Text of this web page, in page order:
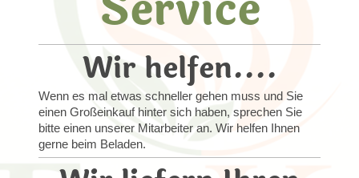
Wir helfen....
Wenn es mal etwas schneller gehen muss und Sie
einen Großeinkauf hinter sich haben, sprechen Sie
bitte einen unserer Mitarbeiter an. Wir helfen Ihnen
gerne beim Beladen.